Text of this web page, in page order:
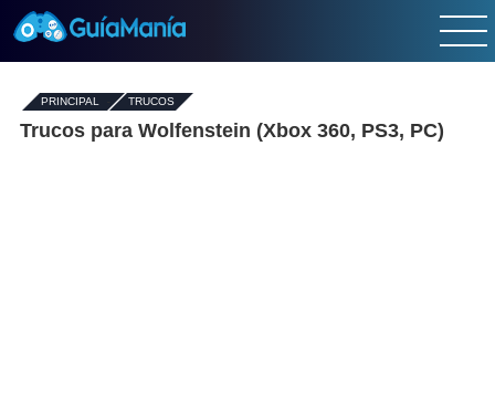
PRINCIPAL - TRUCOS
Trucos para Wolfenstein (Xbox 360, PS3, PC)